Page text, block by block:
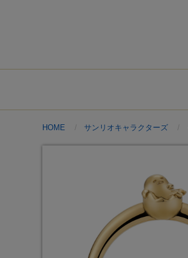
HOME サンリオキャラクターズ